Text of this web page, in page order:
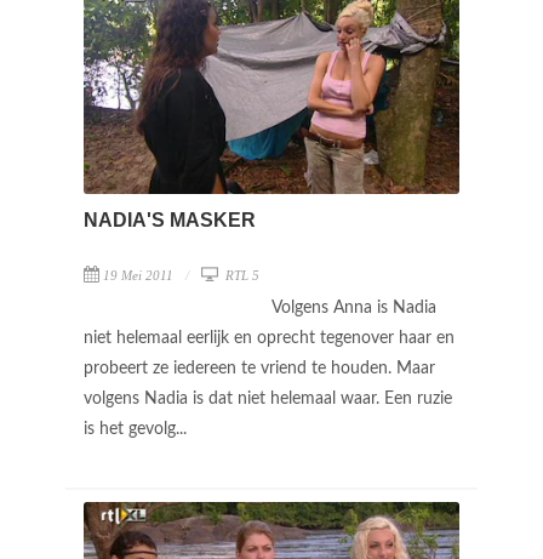
NADIA'S MASKER
19 Mei 2011 RTL 5
Volgens Anna is Nadia
niet helemaal eerlijk en oprecht tegenover haar en
probeert ze iedereen te vriend te houden. Maar
volgens Nadia is dat niet helemaal waar. Een ruzie
is het gevolg...